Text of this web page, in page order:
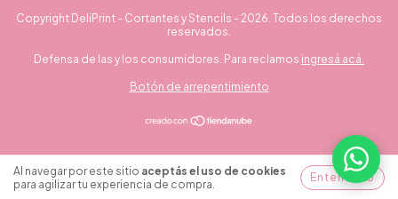
Al navegar por este sitio aceptás el uso de cookies
para agilizar tu experiencia de compra.
Entendido
Copyright DeliPrint - Cortantes y Stencils - 2026. Todos los derechos
reservados.
Defensa de las y los consumidores. Para reclamos ingresá acá.
Botón de arrepentimiento